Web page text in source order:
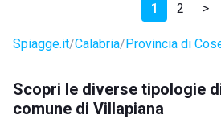
1 2 >
Spiagge.it Calabria Provincia di
Scopri le diverse tipologie
comune di Villapiana